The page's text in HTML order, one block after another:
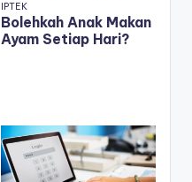
IPTEK
Bolehkah Anak Makan
Ayam Setiap Hari?